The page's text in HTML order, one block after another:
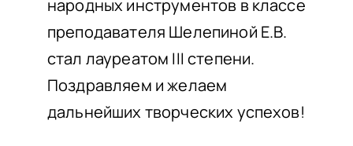
народных инструментов в классе
преподавателя Шелепиной Е.В.
стал лауреатом III степени.
Поздравляем и желаем
дальнейших творческих успехов!